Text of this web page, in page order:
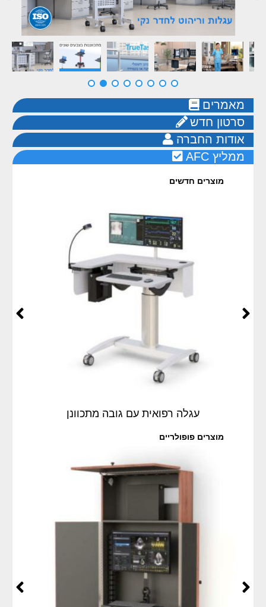
מאמרים
סרטון חדש
אודות החברה
AFC ממליץ
מוצרים חדשים
עגלה רפואית עם גובה מתכוונן
מוצרים פופולריים